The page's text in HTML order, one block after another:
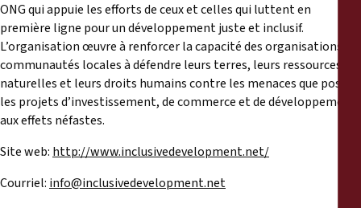
ONG qui appuie les efforts de ceux et celles qui luttent en
première ligne pour un développement juste et inclusif.
L’organisation œuvre à renforcer la capacité des organisations et
communautés locales à défendre leurs terres, leurs ressources
naturelles et leurs droits humains contre les menaces que posent
les projets d’investissement, de commerce et de développement
aux effets néfastes.
Site web: http://www.inclusivedevelopment.net/
Courriel: info@inclusivedevelopment.net